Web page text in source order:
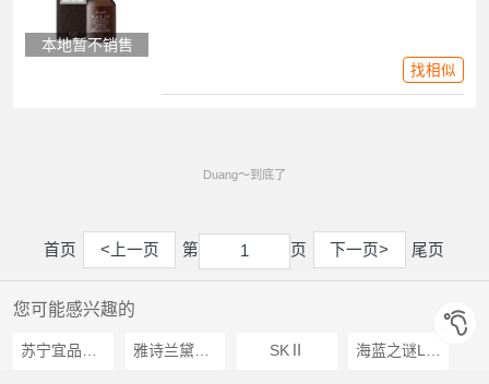
本地暂不销售
找相似
Duang～到底了
首页 <上一页 第
1
1
页 下一页> 尾页
您可能感兴趣的
苏宁宜品推荐 雅诗兰黛Estee Lauder SKⅡ 海蓝之谜LA MER